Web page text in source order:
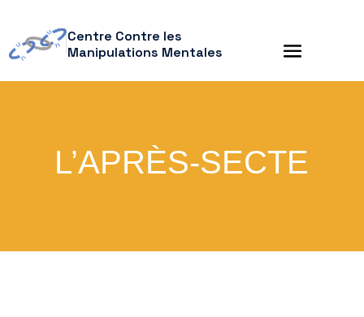
Centre Contre les
Manipulations Mentales
L’APRÈS-SECTE